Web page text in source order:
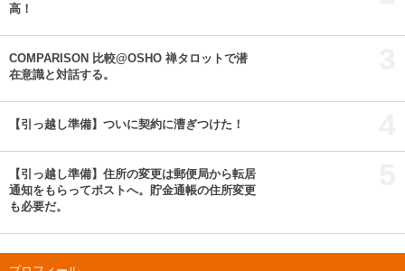
高！
COMPARISON 比較@OSHO 禅タロットで潜
在意識と対話する。
【引っ越し準備】ついに契約に漕ぎつけた！
【引っ越し準備】住所の変更は郵便局から転居
通知をもらってポストへ。貯金通帳の住所変更
も必要だ。